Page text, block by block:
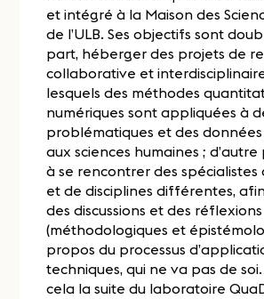
et intégré à la Maison des
de l’ULB. Ses objectifs sont
part, héberger des projets de
collaborative et
lesquels des méthodes
numériques sont appliquées à
problématiques et des
aux sciences humaines ;
à se rencontrer des spécialistes
et de disciplines différentes,
des discussions et des réflexions
(méthodologiques et
propos du processus
techniques, qui ne va pas de
cela la suite du laboratoire